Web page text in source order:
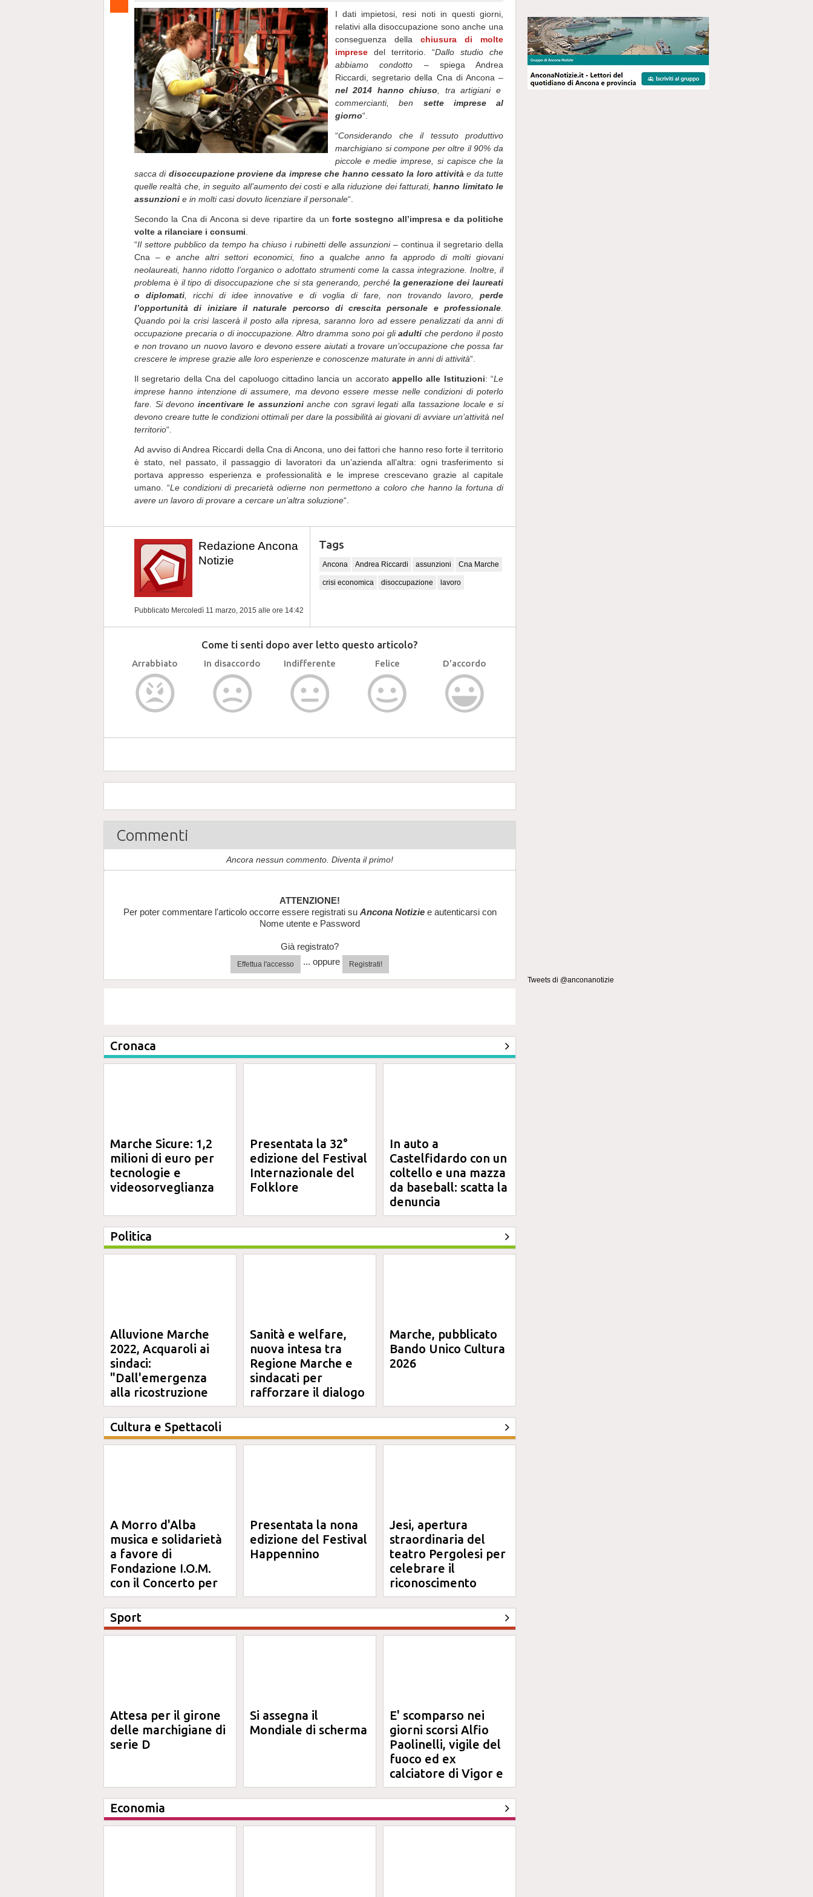
I dati impietosi, resi noti in questi giorni,
relativi alla disoccupazione sono anche una
conseguenza della chiusura di molte
imprese del territorio. “Dallo studio che
abbiamo condotto – spiega Andrea
Riccardi, segretario della Cna di Ancona –
nel 2014 hanno chiuso , tra artigiani e
commercianti, ben sette imprese al
giorno“.
“Considerando che il tessuto produttivo
marchigiano si compone per oltre il 90% da
piccole e medie imprese, si capisce che la
sacca di disoccupazione proviene da imprese che hanno cessato la loro attività e da tutte
quelle realtà che, in seguito all’aumento dei costi e alla riduzione dei fatturati,hanno limitato le
assunzioni e in molti casi dovuto licenziare il personale“.
Secondo la Cna di Ancona si deve ripartire da un forte sostegno all’impresa e da politiche
volte a rilanciare i consumi
“Il settore pubblico da tempo ha chiuso i rubinetti delle assunzioni– continua il segretario della
Cna – e anche altri settori economici, fino a qualche anno fa approdo di molti giovani
neolaureati, hanno ridotto l’organico o adottato strumenti come la cassa integrazione. Inoltre, il
problema è il tipo di disoccupazione che si sta generando, perché la generazione dei laureati
o diplomati , ricchi di idee innovative e di voglia di fare, non trovando lavoro, perde
l’opportunità di iniziare il naturale percorso di crescita personale e professionale
Quando poi la crisi lascerà il posto alla ripresa, saranno loro ad essere penalizzati da anni di
occupazione precaria o di inoccupazione. Altro dramma sono poi gliadulti che perdono il posto
e non trovano un nuovo lavoro e devono essere aiutati a trovare un’occupazione che possa far
crescere le imprese grazie alle loro esperienze e conoscenze maturate in anni di attività“.
Il segretario della Cna del capoluogo cittadino lancia un accoratoappello alle Istituzioni: “Le
imprese hanno intenzione di assumere, ma devono essere messe nelle condizioni di poterlo
fare. Si devono incentivare le assunzionianche con sgravi legati alla tassazione locale e si
devono creare tutte le condizioni ottimali per dare la possibilità ai giovani di avviare un’attività nel
territorio“.
Ad avviso di Andrea Riccardi della Cna di Ancona, uno dei fattori che hanno reso forte il territorio
è stato, nel passato, il passaggio di lavoratori da un’azienda all’altra: ogni trasferimento si
portava appresso esperienza e professionalità e le imprese crescevano grazie al capitale
umano. “Le condizioni di precarietà odierne non permettono a coloro che hanno la fortuna di
avere un lavoro di provare a cercare un’altra soluzione“.
Redazione Ancona
Notizie
Pubblicato Mercoledì 11 marzo, 2015 alle ore 14:42
Tags
Ancona Andrea Riccardi assunzioni Cna Marche
crisi economica disoccupazione lavoro
Come ti senti dopo aver letto questo articolo?
Arrabbiato In disaccordo Indifferente Felice D'accordo
Commenti
Ancora nessun commento. Diventa il primo!
ATTENZIONE!
Per poter commentare l'articolo occorre essere registrati su Ancona Notiziee autenticarsi con
Nome utente e Password
Già registrato?
Effettua l'accesso ... oppure Registrati!
Cronaca
Marche Sicure: 1,2
milioni di euro per
tecnologie e
videosorveglianza
Presentata la 32°
edizione del Festival
Internazionale del
Folklore
In auto a
Castelfidardo con un
coltello e una mazza
da baseball: scatta la
denuncia
Politica
Alluvione Marche
2022, Acquaroli ai
sindaci:
"Dall'emergenza
alla ricostruzione
definitiva"
Sanità e welfare,
nuova intesa tra
Regione Marche e
sindacati per
rafforzare il dialogo
Marche, pubblicato
Bando Unico Cultura
2026
Cultura e Spettacoli
A Morro d'Alba
musica e solidarietà
a favore di
Fondazione I.O.M.
con il Concerto per
Anna
Presentata la nona
edizione del Festival
Happennino
Jesi, apertura
straordinaria del
teatro Pergolesi per
celebrare il
riconoscimento
Unesco
Sport
Attesa per il girone
delle marchigiane di
serie D
Si assegna il
Mondiale di scherma
E' scomparso nei
giorni scorsi Alfio
Paolinelli, vigile del
fuoco ed ex
calciatore di Vigor e
Jesina
Economia
Tweets di @anconanotizie